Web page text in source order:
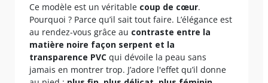
Ce modèle est un véritable coup de cœur.
Pourquoi ? Parce qu’il sait tout faire. L’élégance est
au rendez-vous grâce au contraste entre la
matière noire façon serpent et la
transparence PVC qui dévoile la peau sans
jamais en montrer trop. J’adore l'effet qu’il donne